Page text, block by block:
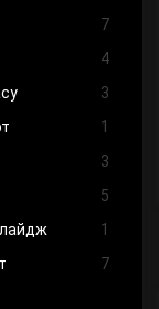
7
4
3
1
3
5
1
7